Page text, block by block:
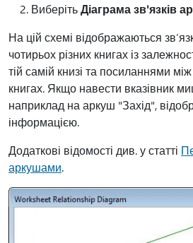
ВиберітьДіаграма зв'язків
На цій схемі відображаються
чотирьох різних книгах із
тій самій книзі та посиланнями
книгах. Якщо навести вказівник
наприклад на аркуш "Захід",
інформацією.
Додаткові відомості див. у статті
аркушами.